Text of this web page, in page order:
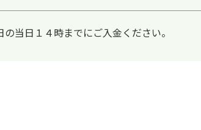
当日１４時までにご入金ください。